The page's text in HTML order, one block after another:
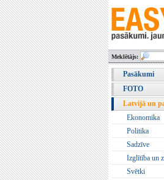
Meklētājs:
Pasākumi
FOTO
Latvijā un
Ekonomika
Politika
Sadzīve
Izglītība un
Svētki